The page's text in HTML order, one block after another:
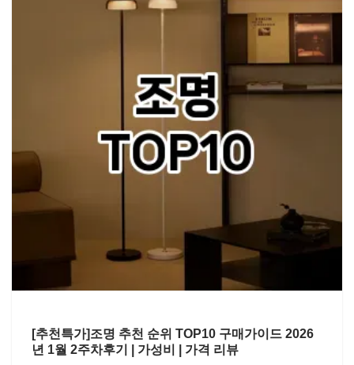
[추천특가]조명 추천 순위 TOP10 구매가이드 2026
년 1월 2주차후기 | 가성비 | 가격 리뷰